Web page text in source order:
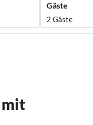
Gäste
2 Gäste
mit